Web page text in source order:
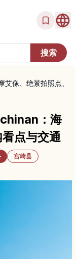
像、绝景拍照点、
：海
点与交通
宫崎县